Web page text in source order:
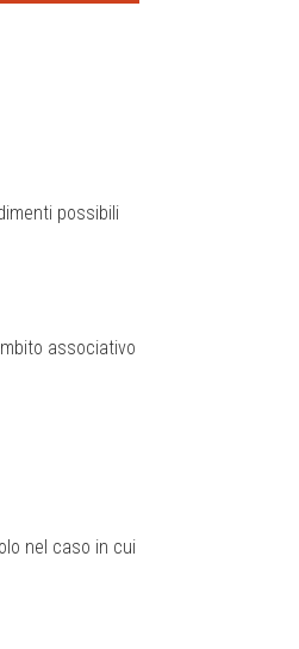
possibili
associativo
nel caso in cui